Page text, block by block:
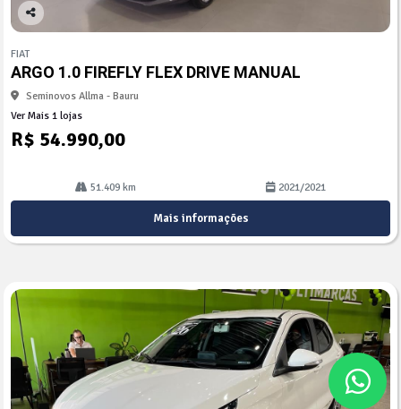
Co
arti
lhe
FIAT
ARGO 1.0 FIREFLY FLEX DRIVE MANUAL
Seminovos Allma - Bauru
Ver Mais 1 lojas
R$ 54.990,00
51.409 km 2021/2021
Mais informações